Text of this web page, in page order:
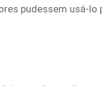
pudessem usá-